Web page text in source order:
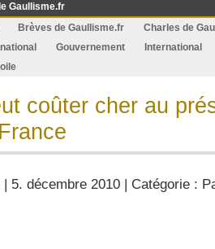
Gaullisme.fr
Brèves de Gaullisme.fr
Charles de
Gouvernement
International
coûter cher au
| 5. décembre 2010 | Catégorie :